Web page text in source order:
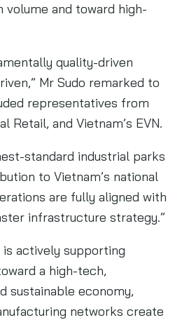
volume and toward high-
quality-driven
Mr Sudo remarked to
representatives from
Retail, and Vietnam’s EVN.
standard industrial parks
to Vietnam’s national
are fully aligned with
infrastructure strategy.”
actively supporting
a high-tech,
sustainable economy,
networks create